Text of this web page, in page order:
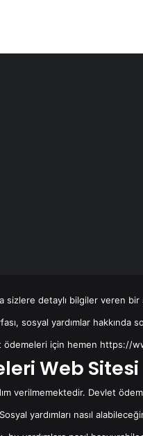
sizlere detaylı bilgiler veren bir
sosyal yardımlar hakkında
ödemeleri için hemen https://
Web
verilmemektedir. Devlet
yardımları nasıl